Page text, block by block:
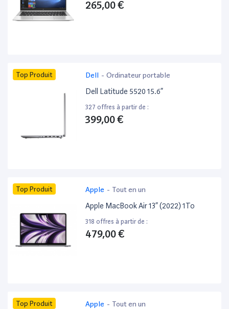
265,00 €
Top Produit Dell - Ordinateur portable
Dell Latitude 5520 15.6”
327 offres à partir de :
399,00 €
Top Produit Apple - Tout en un
Apple MacBook Air 13” (2022) 1To
318 offres à partir de :
479,00 €
Top Produit Apple - Tout en un